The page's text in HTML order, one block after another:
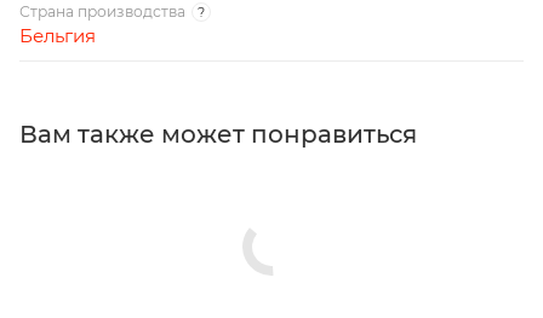
Страна производства ?
Бельгия
Вам также может понравиться